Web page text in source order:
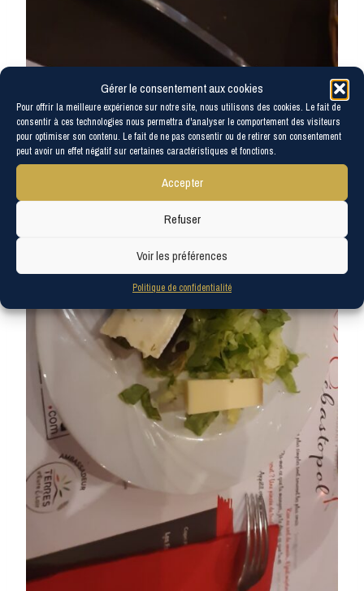
Gérer le consentement aux cookies
Pour offrir la meilleure expérience sur notre site, nous utilisons des cookies. Le fait de
consentir à ces technologies nous permettra d'analyser le comportement des visiteurs
pour optimiser son contenu. Le fait de ne pas consentir ou de retirer son consentement
peut avoir un effet négatif sur certaines caractéristiques et fonctions.
Accepter
Refuser
Voir les préférences
Politique de confidentialité